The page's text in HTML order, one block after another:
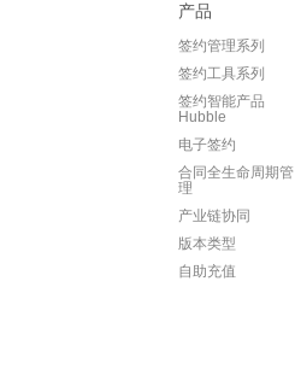
产品
签约管理系列
签约工具系列
签约智能产品
Hubble
电子签约
合同全生命周期管
理
产业链协同
版本类型
自助充值